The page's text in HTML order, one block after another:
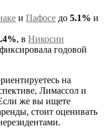
и Пафосе до 5.1% и
, в Никосии
годовой
на
Лимассол и
же вы ищете
стоит оценивать